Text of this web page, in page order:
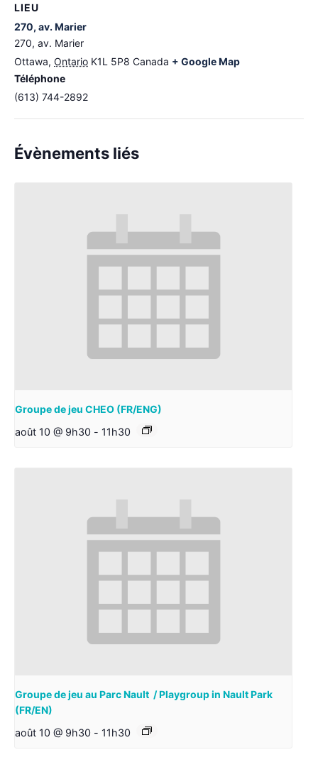
LIEU
270, av. Marier
270, av. Marier
Ottawa, Ontario K1L 5P8 Canada + Google Map
Téléphone
(613) 744-2892
Évènements liés
Groupe de jeu CHEO (FR/ENG)
août 10 @ 9h30 - 11h30
Groupe de jeu au Parc Nault / Playgroup in Nault Park
(FR/EN)
août 10 @ 9h30 - 11h30